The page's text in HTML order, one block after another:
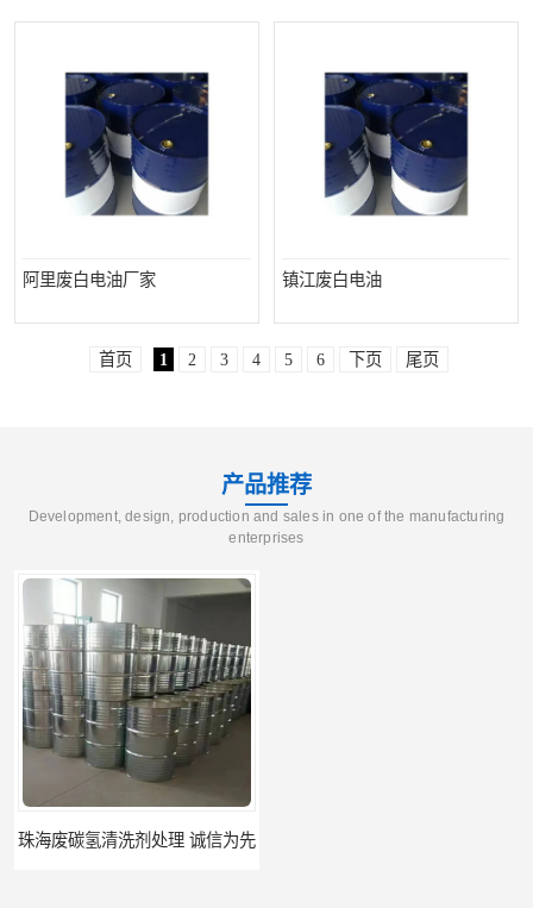
阿里废白电油厂家 镇江废白电油
首页 1 2 3 4 5 6 下页 尾页
产品推荐
Development, design, production and sales in one of the manufacturing
enterprises
珠海废碳氢清洗剂处理 诚信为先